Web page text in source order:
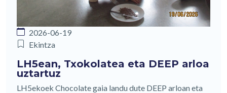
2026-06-19
Ekintza
LH5ean, Txokolatea eta DEEP arloa
uztartuz
LH5ekoek Chocolate gaia landu dute DEEP arloan eta